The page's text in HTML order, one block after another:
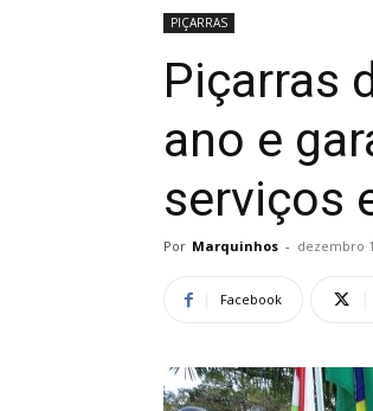
PIÇARRAS
Piçarras
ano e
serviços
Por Marquinhos - dezembro
Facebook